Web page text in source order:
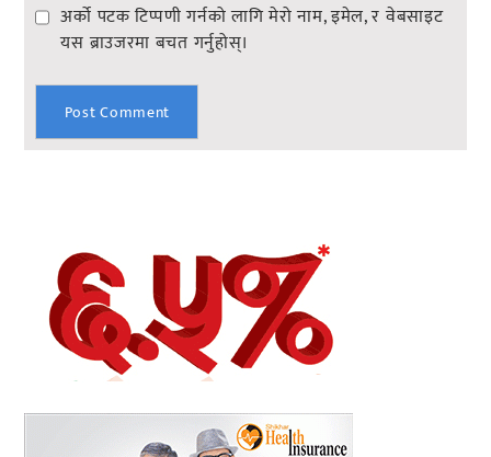
अर्को पटक टिप्पणी गर्नको लागि मेरो नाम, इमेल, र वेबसाइट
यस ब्राउजरमा बचत गर्नुहोस्।